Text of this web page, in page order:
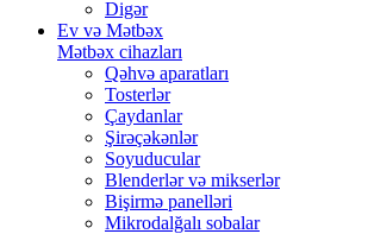
Digər
Ev və Mətbəx
Mətbəx cihazları
Qəhvə aparatları
Tosterlər
Çaydanlar
Şirəçəkənlər
Soyuducular
Blenderlər və mikserlər
Bişirmə panelləri
Mikrodalğalı sobalar